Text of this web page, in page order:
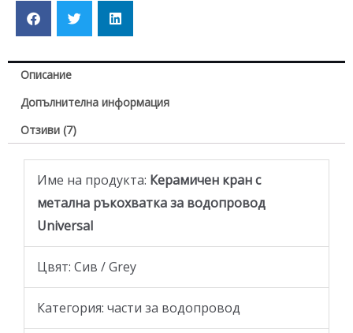
Описание
Допълнителна информация
Отзиви (7)
Име на продукта: Керамичен кран с
метална ръкохватказа водопровод
Universal
Цвят: Сив / Grey
Категория: части за водопровод